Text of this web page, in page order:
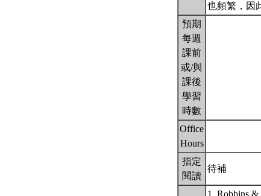
也頻繁，因
預期
每週
課前
或/與
課後
學習
時數
Office
Hours
指定
閱讀
待補
1. Robbins &